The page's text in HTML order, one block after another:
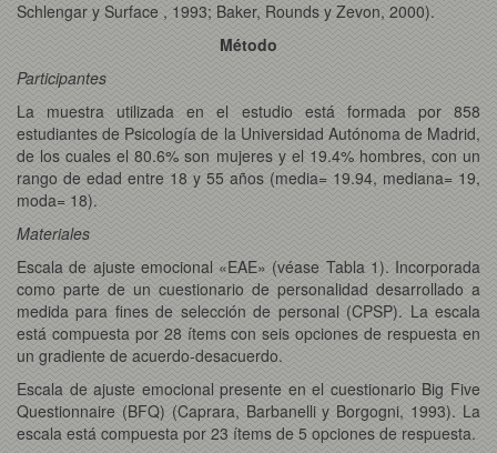
Schlengar y Surface , 1993; Baker, Rounds y Zevon, 2000).
Método
Participantes
La muestra utilizada en el estudio está formada por 858
estudiantes de Psicología de la Universidad Autónoma de Madrid,
de los cuales el 80.6% son mujeres y el 19.4% hombres, con un
rango de edad entre 18 y 55 años (media= 19.94, mediana= 19,
moda= 18).
Materiales
Escala de ajuste emocional «EAE» (véase Tabla 1). Incorporada
como parte de un cuestionario de personalidad desarrollado a
medida para fines de selección de personal (CPSP). La escala
está compuesta por 28 ítems con seis opciones de respuesta en
un gradiente de acuerdo-desacuerdo.
Escala de ajuste emocional presente en el cuestionario Big Five
Questionnaire (BFQ) (Caprara, Barbanelli y Borgogni, 1993). La
escala está compuesta por 23 ítems de 5 opciones de respuesta.